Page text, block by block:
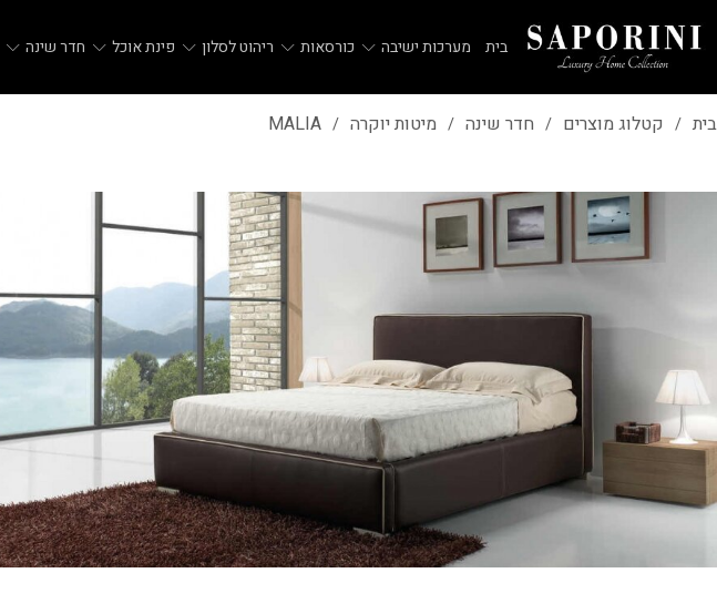
בית מערכות ישיבה כורסאות ריהוט לסלון פינת אוכל חדר שינה
בית / קטלוג מוצרים / חדר שינה / מיטות יוקרה /
MALIA